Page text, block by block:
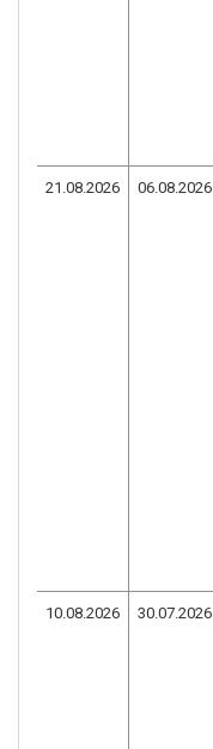
21.08.2026 06.08.2026
10.08.2026 30.07.2026